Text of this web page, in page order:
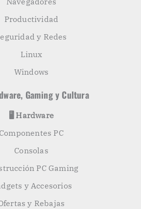
Productividad
y Redes
Linux
Windows
Gaming y Cultura
🖥️ Hardware
Componentes PC
Consolas
PC Gaming
y Accesorios
y Rebajas